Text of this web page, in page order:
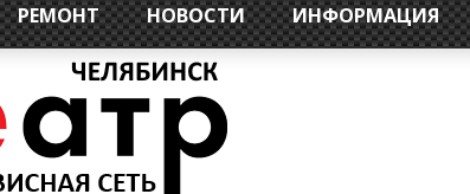
РЕМОНТ НОВОСТИ ИНФОРМАЦИЯ